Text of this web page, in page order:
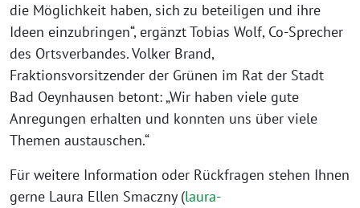
die Möglichkeit haben, sich zu beteiligen und ihre
Ideen einzubringen“, ergänzt Tobias Wolf, Co-Sprecher
des Ortsverbandes. Volker Brand,
Fraktionsvorsitzender der Grünen im Rat der Stadt
Bad Oeynhausen betont: „Wir haben viele gute
Anregungen erhalten und konnten uns über viele
Themen austauschen.“
Für weitere Information oder Rückfragen stehen Ihnen
gerne Laura Ellen Smaczny (laura-